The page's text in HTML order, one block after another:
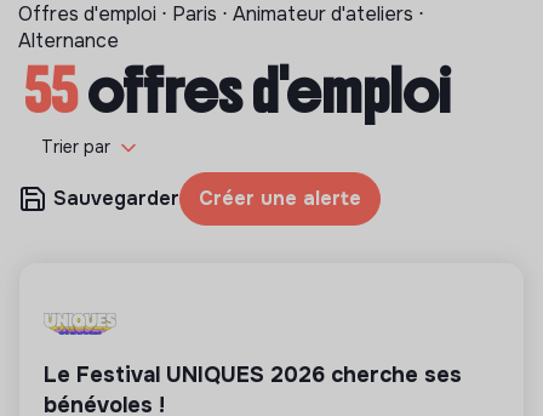
Offres d'emploi ⋅ Paris ⋅ Animateur d'ateliers ⋅
Alternance
55offres d'emploi
Trier par
Sauvegarder Créer une alerte
Le Festival UNIQUES 2026 cherche ses
bénévoles !